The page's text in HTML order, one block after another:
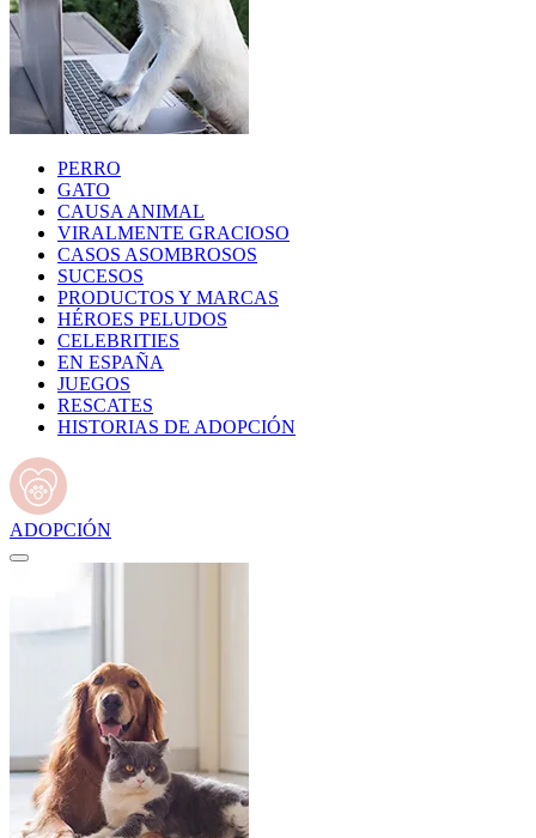
PERRO
GATO
CAUSA ANIMAL
VIRALMENTE GRACIOSO
CASOS ASOMBROSOS
SUCESOS
PRODUCTOS Y MARCAS
HÉROES PELUDOS
CELEBRITIES
EN ESPAÑA
JUEGOS
RESCATES
HISTORIAS DE ADOPCIÓN
ADOPCIÓN